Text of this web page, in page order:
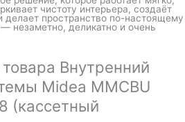
чистоту интерьера, создаёт
делает пространство по-настоящему
незаметно, деликатно и очень
Внутренний
Midea MMCBU
(кассетный